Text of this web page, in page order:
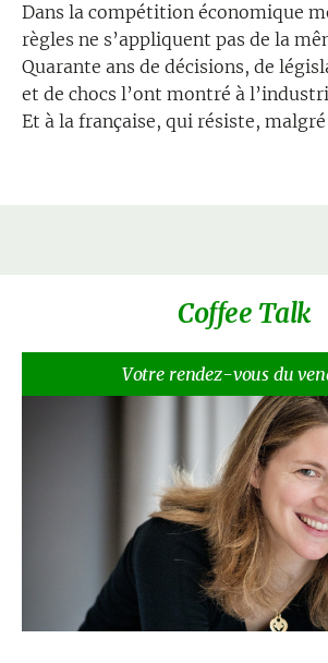
Dans la compétition économique
règles ne s’appliquent pas de la
Quarante ans de décisions, de
et de chocs l’ont montré à
Et à la française, qui résiste,
Coffee Talk
Votre rendez-vous du